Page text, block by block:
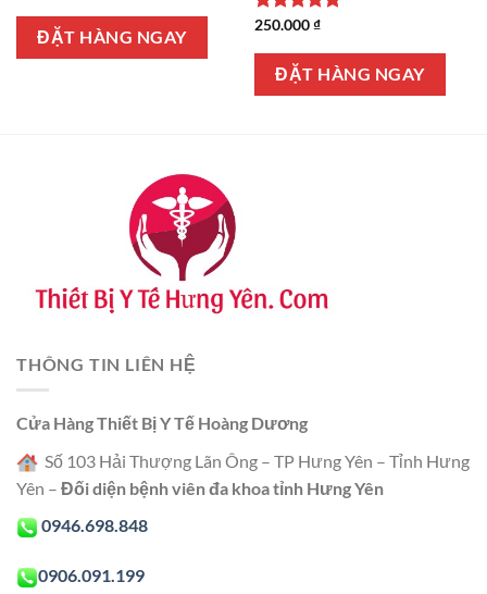
là:
2.150.000 ₫.
tại
là:
1.950.000 ₫.
ĐẶT HÀNG NGAY
Được xếp
5 sao
250.000₫
ĐẶT HÀNG NGAY
THÔNG TIN LIÊN HỆ
Cửa Hàng Thiết Bị Y Tế Hoàng Dương
Số 103 Hải Thượng Lãn Ông – TP Hưng Yên – Tỉnh Hưng
Yên – Đối diện bệnh viên đa khoa tỉnh Hưng Yên
0946.698.848
0906.091.199